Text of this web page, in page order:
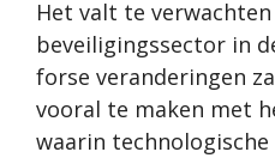
Het valt te
beveiligingssector in
forse veranderingen
vooral te maken met
waarin